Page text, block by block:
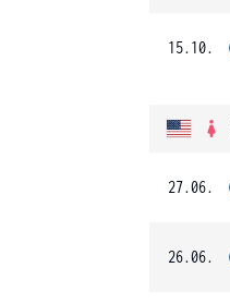
15.10.
27.06.
26.06.